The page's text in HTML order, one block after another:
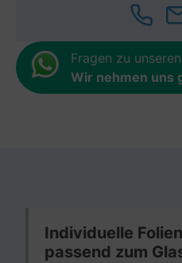
Fragen zu
Wir nehmen uns
Individuelle
passend zum